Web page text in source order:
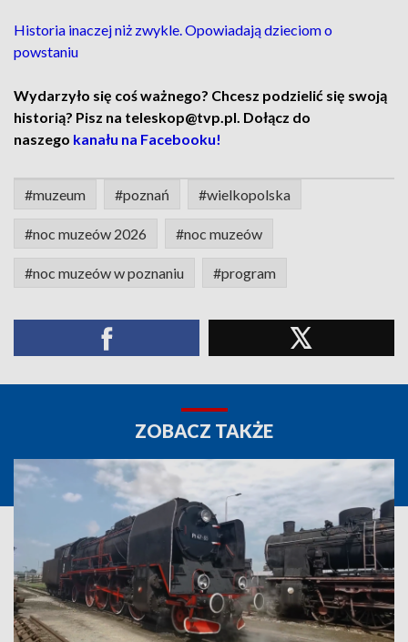
Historia inaczej niż zwykle. Opowiadają dzieciom o
powstaniu
Wydarzyło się coś ważnego? Chcesz podzielić się swoją
historią? Pisz na teleskop@tvp.pl. Dołącz do
naszego kanału na Facebooku!
#muzeum #poznań #wielkopolska
#noc muzeów 2026 #noc muzeów
#noc muzeów w poznaniu #program
ZOBACZ TAKŻE